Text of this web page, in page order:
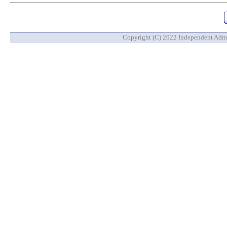
Copyright (C) 2022 Independent